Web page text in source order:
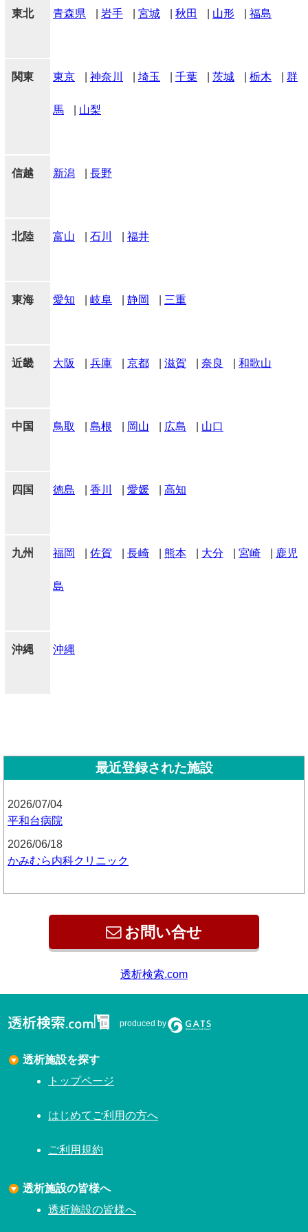
東北 青森県 岩手 宮城 秋田 山形 福島
関東 東京 神奈川 埼玉 千葉 茨城 栃木 群
馬 山梨
信越 新潟 長野
北陸 富山 石川 福井
東海 愛知 岐阜 静岡 三重
近畿 大阪 兵庫 京都 滋賀 奈良 和歌山
中国 鳥取 島根 岡山 広島 山口
四国 徳島 香川 愛媛 高知
九州 福岡 佐賀 長崎 熊本 大分 宮崎 鹿児
島
沖縄 沖縄
最近登録された施設
2026/07/04
平和台病院
2026/06/18
かみむら内科クリニック
お問い合せ
透析検索.com
produced by
透析施設を探す
トップページ
はじめてご利用の方へ
ご利用規約
透析施設の皆様へ
透析施設の皆様へ